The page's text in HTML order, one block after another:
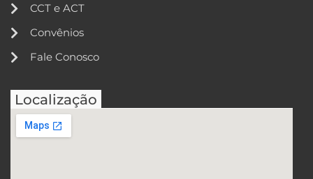
CCT e ACT
Convênios
Fale Conosco
Localização